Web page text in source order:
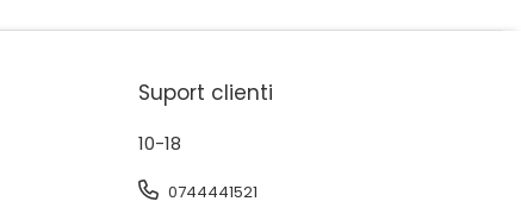
Suport clienti
10-18
0744441521